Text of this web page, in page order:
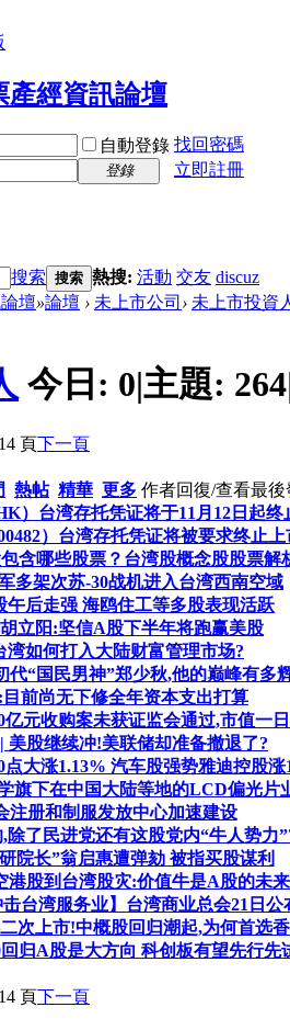
自動登錄 找回密碼
登錄
立即註冊
搜索 搜索 熱搜: 活動 交友 discuz
壇»論壇 › 未上市公司 › 未上市投資
今日: 0|主題: 264
頁下一頁
熱帖 精華 更多 作者回復/查看最後
）台湾存托凭证将于11月12日起终
）台湾存托凭证将被要求终止上
含哪些股票？台湾股概念股股票解
多架次苏-30战机进入台湾西南空域
午后走强 海鸥住工等多股表现活跃
立阳:坚信A股下半年将跑赢美股
湾如何打入大陆财富管理市场?
代“国民男神”郑少秋,他的巅峰有多
前尚无下修全年资本支出打算
元收购案未获证监会通过,市值一
美股继续冲!美联储却准备撤退了?
点大涨1.13% 汽车股强势雅迪控股涨
旗下在中国大陆等地的LCD偏光片
注册和制服发放中心加速建设
除了民进党还有这股党内“牛人势力
院长”翁启惠遭弹劾 被指买股谋利
港股到台湾股灾:价值牛是A股的未来
击台湾服务业】台湾商业总会21日公
次上市!中概股回归潮起,为何首选
归A股是大方向 科创板有望先行先
頁下一頁